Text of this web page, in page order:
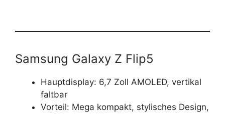
Samsung Galaxy Z Flip5
Hauptdisplay: 6,7 Zoll AMOLED, vertikal
faltbar
Vorteil: Mega kompakt, stylisches Design,